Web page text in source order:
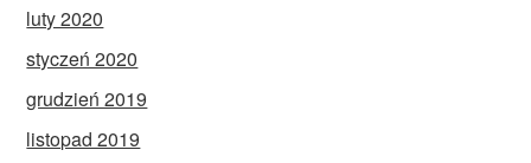
luty 2020
styczeń 2020
grudzień 2019
listopad 2019